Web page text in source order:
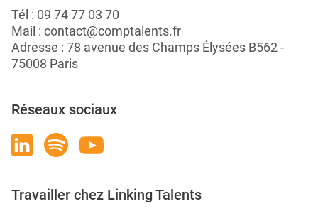
Tél : 09 74 77 03 70
Mail : contact@comptalents.fr
Adresse : 78 avenue des Champs Élysées B562 -
75008 Paris
Réseaux sociaux
Travailler chez Linking Talents